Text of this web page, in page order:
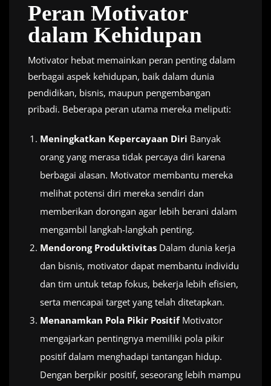
Peran Motivator
dalam Kehidupan
Motivator hebat memainkan peran penting dalam
berbagai aspek kehidupan, baik dalam dunia
pendidikan, bisnis, maupun pengembangan
pribadi. Beberapa peran utama mereka meliputi:
Meningkatkan Kepercayaan Diri Banyak
orang yang merasa tidak percaya diri karena
berbagai alasan. Motivator membantu mereka
melihat potensi diri mereka sendiri dan
memberikan dorongan agar lebih berani dalam
mengambil langkah-langkah penting.
Mendorong Produktivitas Dalam dunia kerja
dan bisnis, motivator dapat membantu individu
dan tim untuk tetap fokus, bekerja lebih efisien,
serta mencapai target yang telah ditetapkan.
Menanamkan Pola Pikir PositifMotivator
mengajarkan pentingnya memiliki pola pikir
positif dalam menghadapi tantangan hidup.
Dengan berpikir positif, seseorang lebih mampu